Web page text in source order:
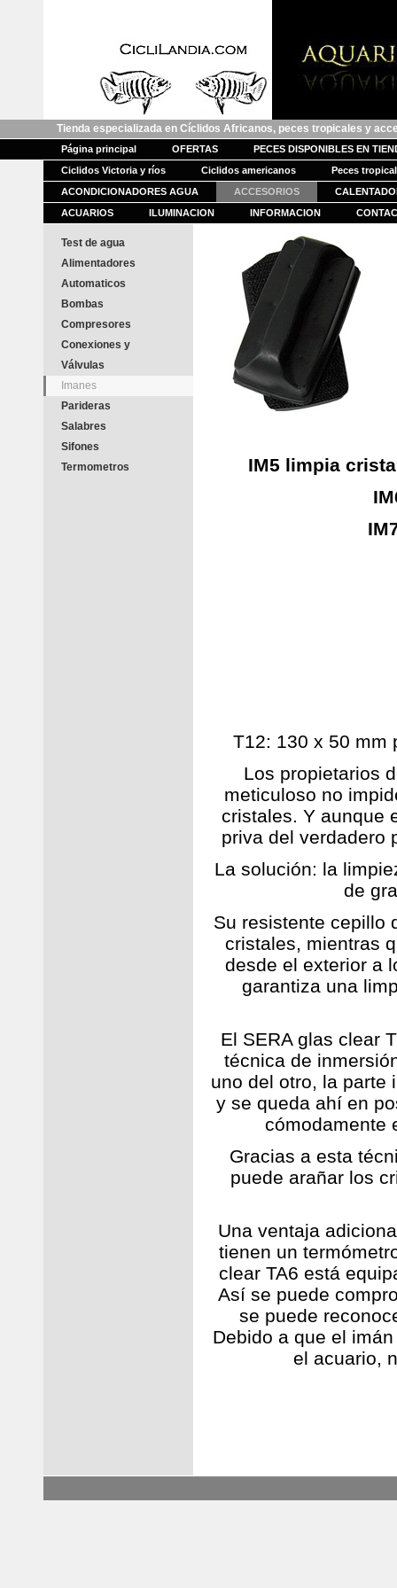
Tienda especializada en Cíclidos Africanos, peces tropicales y
Página principal OFERTAS
PECES DISPONIBLES EN
Ciclidos Victoria y ríos
Ciclidos americanos
Peces
ACONDICIONADORES AGUA
ACCESORIOS
ACUARIOS
ILUMINACION INFORMACION
Test de agua
Alimentadores
Automaticos
Bombas
Compresores
Conexiones y
Válvulas
Imanes
Parideras
Salabres
Sifones
Termometros
IM5 limpia
T12: 130 x 50 mm
Los propietarios
meticuloso no
cristales. Y aunque
priva del verdadero
La solución: la
de
Su resistente cepillo
cristales, mientras
desde el exterior a
garantiza una
El SERA glas clear
técnica de
uno del otro, la parte
y se queda ahí en
cómodamente
Gracias a esta
puede arañar los
Una ventaja
tienen un
clear TA6 está
Así se puede
se puede
Debido a que el
el acuario,